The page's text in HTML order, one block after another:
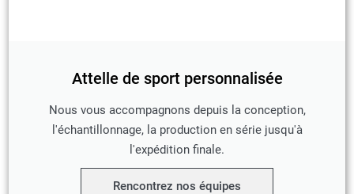
Attelle de sport personnalisée
Nous vous accompagnons depuis la conception,
l'échantillonnage, la production en série jusqu'à
l'expédition finale.
Rencontrez nos équipes